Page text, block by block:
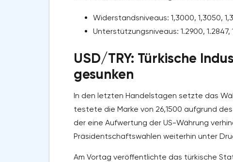
Widerstandsniveaus: 1,3000, 1,3050,
Unterstützungsniveaus: 1.2900, 1.2847,
USD/TRY: Türkische
gesunken
In den letzten Handelstagen setzte das
testete die Marke von 26,1500 aufgrund
der eine Aufwertung der US-Währung
Präsidentschaftswahlen weiterhin unter
Am Vortag veröffentlichte das türkische